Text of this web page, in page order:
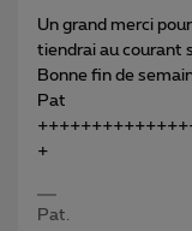
Un grand merci
tiendrai au courant
Bonne fin de
Pat
+
Pat.